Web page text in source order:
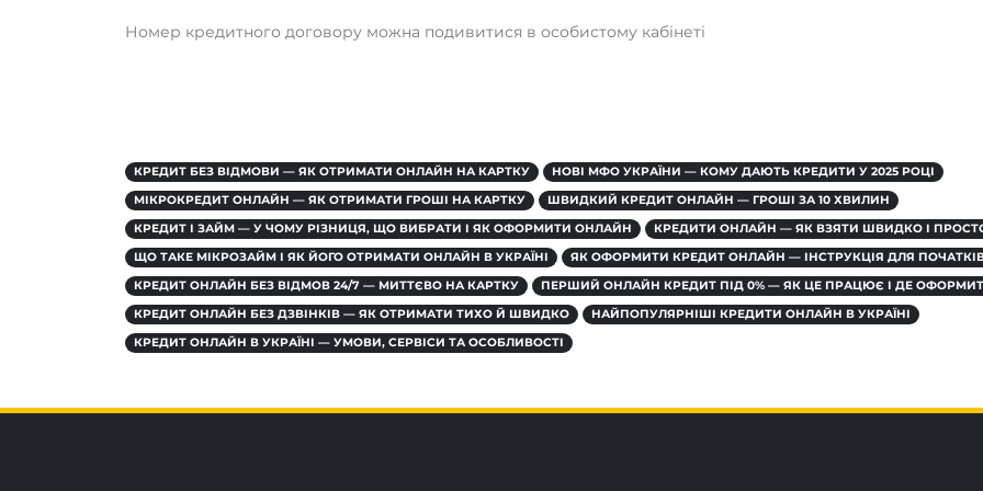
Номер кредитного договору можна подивитися в особистому кабінеті
КРЕДИТ БЕЗ ВІДМОВИ — ЯК ОТРИМАТИ ОНЛАЙН НА КАРТКУ
НОВІ МФО УКРАЇНИ — КОМУ ДАЮТЬ КРЕДИТИ У 2025 РОЦІ
МІКРОКРЕДИТ ОНЛАЙН — ЯК ОТРИМАТИ ГРОШІ НА КАРТКУ
ШВИДКИЙ КРЕДИТ ОНЛАЙН — ГРОШІ ЗА 10 ХВИЛИН
КРЕДИТ І ЗАЙМ — У ЧОМУ РІЗНИЦЯ, ЩО ВИБРАТИ І ЯК ОФОРМИТИ ОНЛАЙН
КРЕДИТИ ОНЛАЙН — ЯК ВЗЯТИ ШВИДКО І
ЩО ТАКЕ МІКРОЗАЙМ І ЯК ЙОГО ОТРИМАТИ ОНЛАЙН В УКРАЇНІ
ЯК ОФОРМИТИ КРЕДИТ ОНЛАЙН — ІНСТРУКЦІЯ ДЛЯ
КРЕДИТ ОНЛАЙН БЕЗ ВІДМОВ 24/7 — МИТТЄВО НА КАРТКУ
ПЕРШИЙ ОНЛАЙН КРЕДИТ ПІД 0% — ЯК ЦЕ ПРАЦЮЄ І ДЕ
КРЕДИТ ОНЛАЙН БЕЗ ДЗВІНКІВ — ЯК ОТРИМАТИ ТИХО Й ШВИДКО
НАЙПОПУЛЯРНІШІ КРЕДИТИ ОНЛАЙН В УКРАЇНІ
КРЕДИТ ОНЛАЙН В УКРАЇНІ — УМОВИ, СЕРВІСИ ТА ОСОБЛИВОСТІ